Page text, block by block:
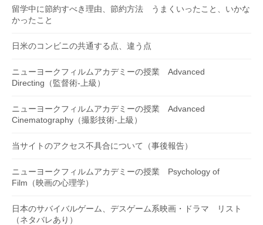
留学中に節約すべき理由、節約方法 うまくいったこと、いかな
かったこと
日米のコンビニの共通する点、違う点
ニューヨークフィルムアカデミーの授業 Advanced
Directing（監督術-上級）
ニューヨークフィルムアカデミーの授業 Advanced
Cinematography（撮影技術-上級）
当サイトのアクセス不具合について（事後報告）
ニューヨークフィルムアカデミーの授業 Psychology of
Film（映画の心理学）
日本のサバイバルゲーム、デスゲーム系映画・ドラマ リスト
（ネタバレあり）